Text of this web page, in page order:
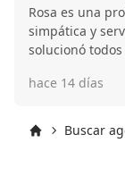
Rosa es una
simpática y
solucionó
alguna
hace 14 días
Buscar